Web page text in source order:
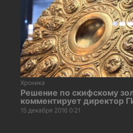
Хроника
Решение по скифскому
комментирует директор
15 декабря 2016 0:21